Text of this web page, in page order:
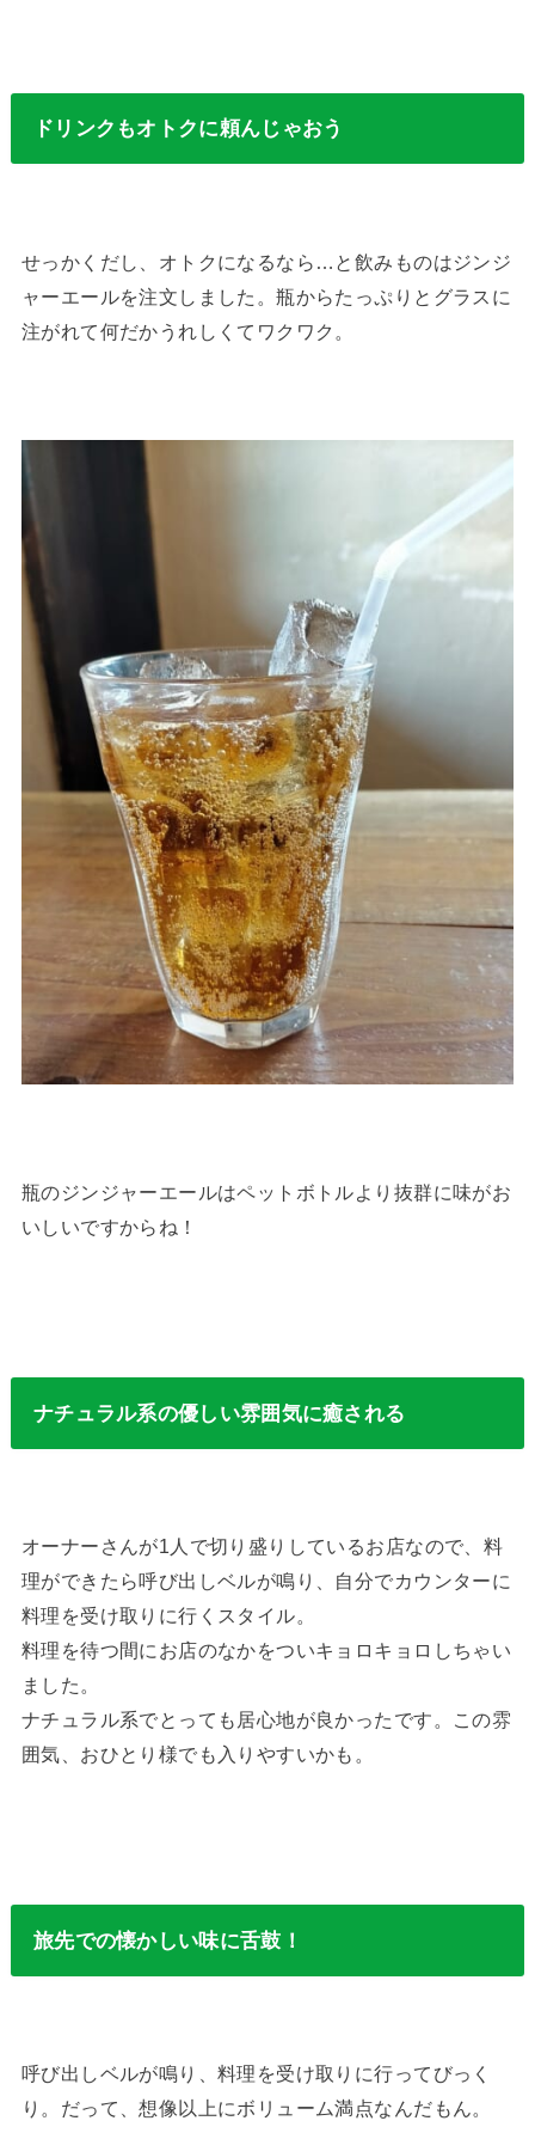
ドリンクもオトクに頼んじゃおう
せっかくだし、オトクになるなら…と飲みものはジンジ
ャーエールを注文しました。瓶からたっぷりとグラスに
注がれて何だかうれしくてワクワク。
瓶のジンジャーエールはペットボトルより抜群に味がお
いしいですからね！
ナチュラル系の優しい雰囲気に癒される
オーナーさんが1人で切り盛りしているお店なので、料
理ができたら呼び出しベルが鳴り、自分でカウンターに
料理を受け取りに行くスタイル。
料理を待つ間にお店のなかをついキョロキョロしちゃい
ました。
ナチュラル系でとっても居心地が良かったです。この雰
囲気、おひとり様でも入りやすいかも。
旅先での懐かしい味に舌鼓！
呼び出しベルが鳴り、料理を受け取りに行ってびっく
り。だって、想像以上にボリューム満点なんだもん。